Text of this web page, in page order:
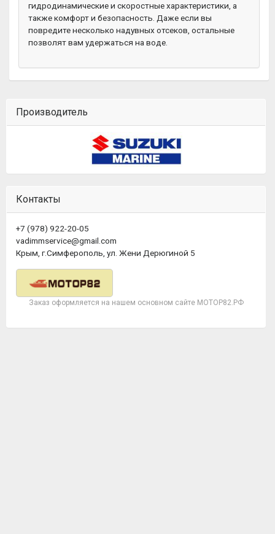
гидродинамические и скоростные характеристики, а
также комфорт и безопасность. Даже если вы
повредите несколько надувных отсеков, остальные
позволят вам удержаться на воде.
Производитель
Контакты
+7 (978) 922-20-05
vadimmservice@gmail.com
Крым, г.Симферополь, ул. Жени Дерюгиной 5
Заказ оформляется на нашем основном сайте МОТОР82.РФ